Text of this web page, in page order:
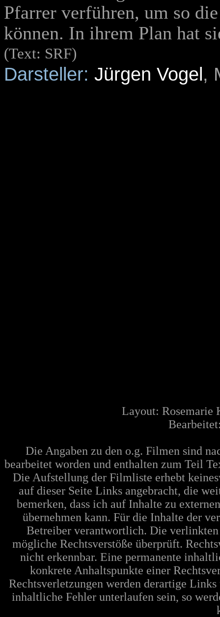
Pfarrer verführen, um so
können. In ihrem Plan hat
(Text: SRF)
Darsteller: Jürgen Vogel,
Layout: Rosemarie
Die Angaben zu den o.g. Filmen sind
bearbeitet worden und enthalten zum Teil
Die Aufstellung der Filmliste erhebt
auf dieser Seite Links angebracht, die
bemerken, dass ich auf Inhalte zu
übernehmen kann. Für die Inhalte der
Betreiber verantwortlich. Die
mögliche Rechtsverstöße überprüft.
nicht erkennbar. Eine permanente
konkrete Anhaltspunkte einer
Rechtsverletzungen werden derartige
inhaltliche Fehler unterlaufen sein, so